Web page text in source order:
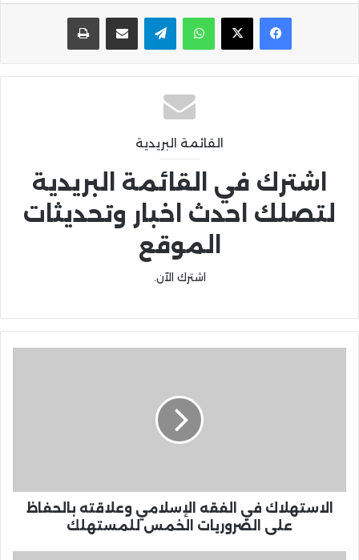
واتساب تيلقرام مشاركة عبر البريد
القائمة البريدية
اشترك في القائمة البريدية
لتصلك احدث اخبار وتحديثات
الموقع
اشترك الآن.
الاستهلاك في الفقه الإسلامي وعلاقته بالحفاظ
على الضروريات الخمس للمستهلك